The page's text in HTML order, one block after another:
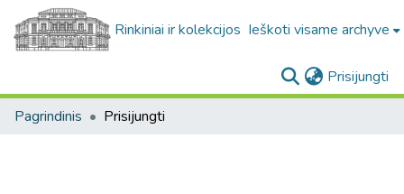
Rinkiniai ir kolekcijos Ieškoti visame archyve
Prisijungti
Pagrindinis Prisijungti